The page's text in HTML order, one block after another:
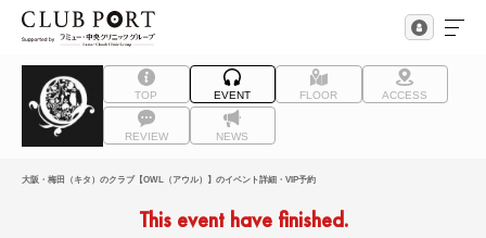
TOP EVENT FLOOR ACCESS
REVIEW NEWS
大阪・梅田（キタ）のクラブ【OWL（アウル）】のイベント詳細・VIP予約
This event have finished.